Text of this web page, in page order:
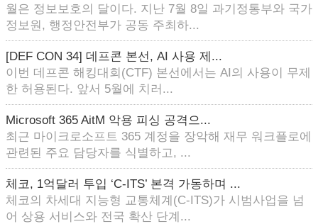
월은 정보보호의 달이다. 지난 7월 8일 과기정통부와 국가
정보원, 행정안전부가 공동 주최하...
[DEF CON 34] 데프콘 본선, AI 사용 제...
이번 데프콘 해킹대회(CTF) 본선에서는 AI의 사용이 무제
한 허용된다. 앞서 5월에 치러...
Microsoft 365 AitM 악용 피싱 공격으...
최근 마이크로소프트 365 계정을 장악해 재무 워크플로에
관련된 주요 담당자를 식별하고, ...
체코, 1억달러 투입 ‘C-ITS’ 본격 가동하며 ...
체코의 차세대 지능형 교통체계(C-ITS)가 시범사업을 넘
어 상용 서비스와 전국 확산 단계...